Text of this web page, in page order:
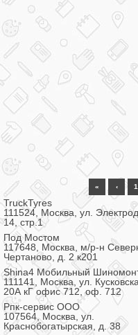
« ‹ 1
TruckTyres
111524, Москва, ул.
14, стр.1
Под Мостом
117648, Москва, м/р-н
Чертаново, д. 2 к201
Shina4 Мобильный
111141, Москва, ул.
20А кГ офис 712, оф. 712
Рпк-сервис ООО
107564, Москва, ул.
Краснобогатырская, д. 38